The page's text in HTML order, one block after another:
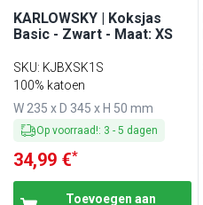
KARLOWSKY | Koksjas
Basic - Zwart - Maat: XS
SKU: KJBXSK1S
100% katoen
W 235 x D 345 x H 50 mm
Op voorraad!: 3 - 5 dagen
34,99 €*
Toevoegen aan